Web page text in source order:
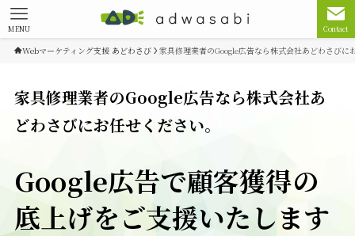
Contact
MENU
Webマーケティング支援 あどわさび 家具修理業者のGoogle広告なら株式会社あどわさびに
家具修理業者のGoogle広告なら株式会社あ
どわさびにお任せください。
Google広告で顧客獲得の
底上げをご支援いたします